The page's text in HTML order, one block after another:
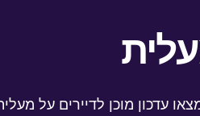
עדכון מוכן לדיירים על